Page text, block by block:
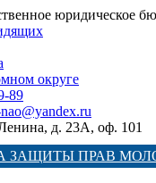
юридическое
округе
89
д. 23А, оф. 101
ЗАЩИТЫ ПРАВ